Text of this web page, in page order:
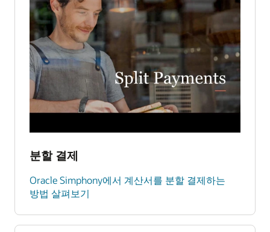
분할 결제
Oracle Simphony에서 계산서를 분할 결제하는
방법 살펴보기